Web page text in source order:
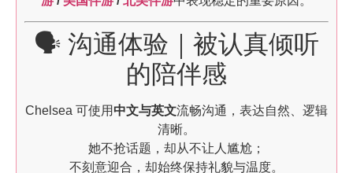
🗣️ 沟通体验｜被认真倾听
的陪伴感
Chelsea 可使用 中文与英文流畅沟通，表达自然、逻辑
清晰。
她不抢话题，却从不让人尴尬；
不刻意迎合，却始终保持礼貌与温度。